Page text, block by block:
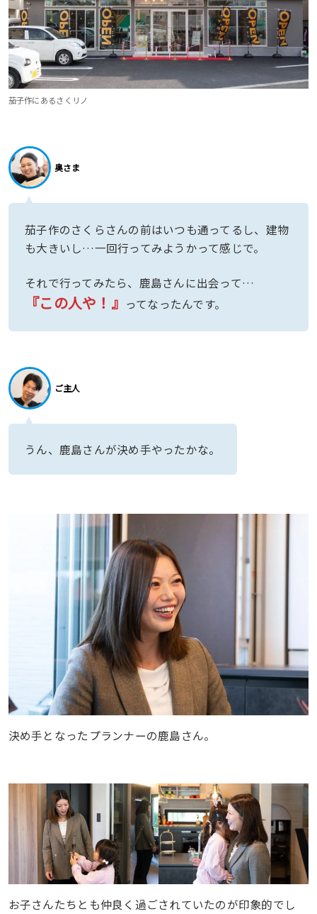
茄子作にあるさくリノ
奥さま
茄子作のさくらさんの前はいつも通ってるし、建物
も大きいし…一回行ってみようかって感じで。
それで行ってみたら、鹿島さんに出会って…
『この人や！』 ってなったんです。
ご主人
うん、鹿島さんが決め手やったかな。
決め手となったプランナーの鹿島さん。
お子さんたちとも仲良く過ごされていたのが印象的でし